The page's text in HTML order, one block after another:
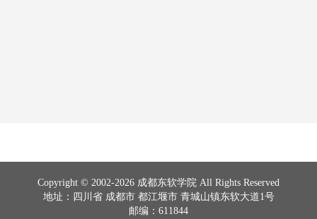
Copyright © 2002-2026 成都东软学院 All Rights Reserved
地址：四川省 成都市 都江堰市 青城山镇东软大道1号
邮编：611844